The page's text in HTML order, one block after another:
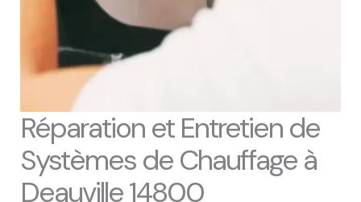
Réparation et Entretien de
Systèmes de Chauffage à
Deauville 14800